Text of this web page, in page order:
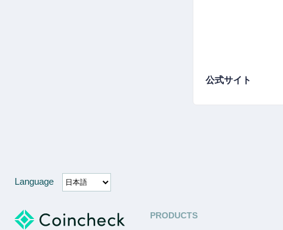
公式サイト
Language
PRODUCTS